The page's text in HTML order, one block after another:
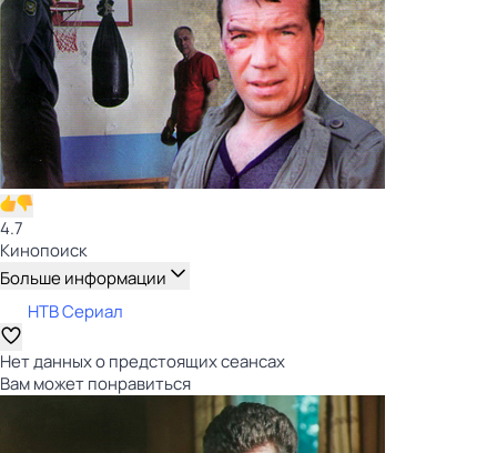
4.7
Кинопоиск
Больше информации
НТВ Сериал
Нет данных о предстоящих сеансах
Вам может понравиться